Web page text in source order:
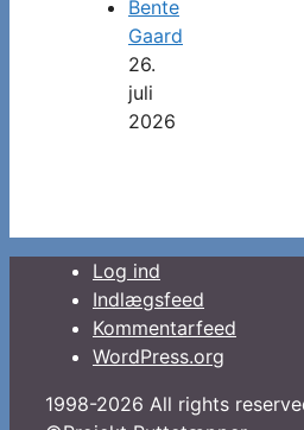
Bente
Gaard
26.
juli
2026
Log ind
Indlægsfeed
Kommentarfeed
WordPress.org
1998-2026 All rights